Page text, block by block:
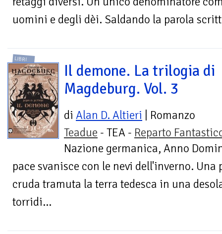
uomini e degli dèi. Saldando la parola
LIBRI
Il demone. La trilogia di
Magdeburg. Vol. 3
di Alan D. Altieri | Romanzo
Teadue - TEA - Reparto
Nazione germanica, Anno
pace svanisce con le nevi dell'inverno.
cruda tramuta la terra tedesca in una
torridi...